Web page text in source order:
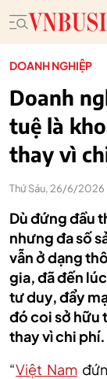
DOANH NGHIỆP
Doanh
tuệ là
thay vì
Thứ Sáu, 26/6/2026
Dù đứng đầu
nhưng đa số
vẫn ở dạng
gia, đã đến
tư duy, đẩy
đó coi sở hữu
thay vì chi phí.
“Việt Nam